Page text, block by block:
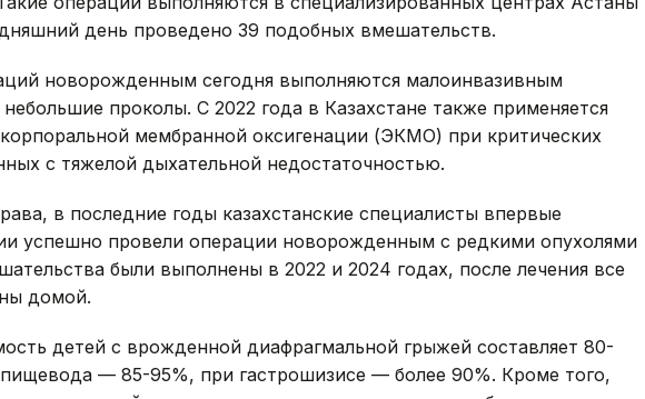
день проведено 39 подобных вмешательств.
новорожденным сегодня выполняются малоинвазивным
проколы. С 2022 года в Казахстане также применяется
мембранной оксигенации (ЭКМО) при критических
с тяжелой дыхательной недостаточностью.
в последние годы казахстанские специалисты впервые
успешно провели операции новорожденным с редкими опухолями
были выполнены в 2022 и 2024 годах, после лечения все
домой.
детей с врожденной диафрагмальной грыжей составляет 80-
— 85-95%, при гастрошизисе — более 90%. Кроме того,